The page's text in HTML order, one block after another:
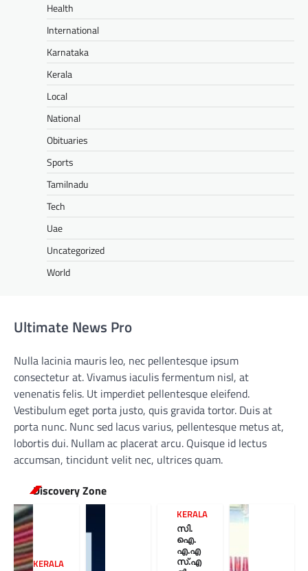
Health
International
Karnataka
Kerala
Local
National
Obituaries
Sports
Tamilnadu
Tech
Uae
Uncategorized
World
Ultimate News Pro
Nulla lacinia mauris leo, nec pellentesque ipsum
consectetur at. Vivamus iaculis fermentum nisl, at
venenatis felis. Ut imperdiet pellentesque eleifend.
Vestibulum eget porta justo, quis gravida tortor. Duis at
porta nunc. Nunc sed lacus varius, pellentesque metus at,
lobortis dui. Nullam ac placerat arcu. Quisque id lectus
accumsan, tincidunt velit nec, ultrices quam.
Discovery Zone
KERALA
KERALA
സി.
ഐ.
എ.എ
സ്.എ